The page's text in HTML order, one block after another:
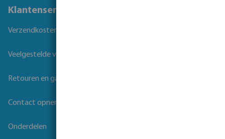
Klantenservice
Verzendkosten
Veelgestelde vragen
Retouren en garantie
Contact opnemen
Onderdelen